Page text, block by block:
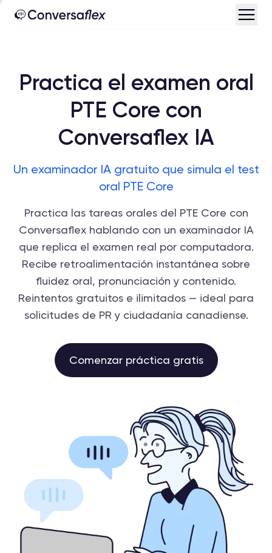
Practica el examen oral
PTE Core con
Conversaflex IA
Un examinador IA gratuito que simula el test
oral PTE Core
Practica las tareas orales del PTE Core con
Conversaflex hablando con un examinador IA
que replica el examen real por computadora.
Recibe retroalimentación instantánea sobre
fluidez oral, pronunciación y contenido.
Reintentos gratuitos e ilimitados — ideal para
solicitudes de PR y ciudadanía canadiense.
Comenzar práctica gratis